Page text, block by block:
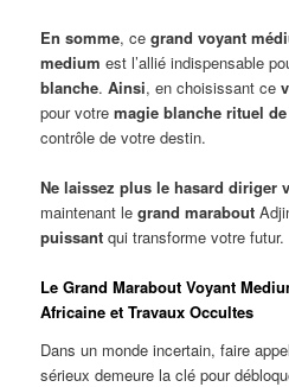
En somme, cegrand voyant
medium est l’allié indispensable
blanche.Ainsi, en choisissant ce
pour votremagie blanche rituel
contrôle de votre destin.
Ne laissez plus le hasard diriger
maintenant legrand marabout
puissant qui transforme votre futur.
Le Grand Marabout Voyant
Africaine et Travaux Occultes
Dans un monde incertain, faire
sérieux demeure la clé pour